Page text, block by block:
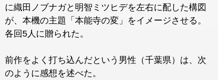
に織田ノブナガと明智ミツヒデを左右に配した構図
が、本機の主題「本能寺の変」をイメージさせる。
各回5人に贈られた。
前作をよく打ち込んだという男性（千葉県）は、次
のように感想を述べた。